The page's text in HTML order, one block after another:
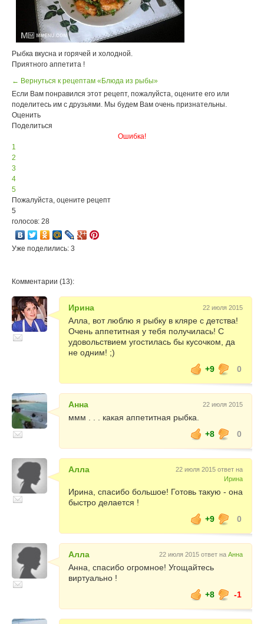
Рыбка вкусна и горячей и холодной.
Приятного аппетита !
← Вернуться к рецептам «Блюда из рыбы»
Если Вам понравился этот рецепт, пожалуйста, оцените его или
поделитесь им с друзьями. Мы будем Вам очень признательны.
Оценить
Поделиться
Ошибка!
1
2
3
4
5
Пожалуйста, оцените рецепт
5
голосов: 28
Уже поделились: 3
Комментарии (13):
Ирина 22 июля 2015
Алла, вот люблю я рыбку в кляре с детства!
Очень аппетитная у тебя получилась! С
удовольствием угостилась бы кусочком, да
не одним! ;)
+9
0
Анна 22 июля 2015
ммм . . . какая аппетитная рыбка.
+8
0
Алла
22 июля 2015 ответ на
Ирина
Ирина, спасибо большое! Готовь такую - она
быстро делается !
+9
0
Алла 22 июля 2015 ответ на Анна
Анна, спасибо огромное! Угощайтесь
виртуально !
+8
-1